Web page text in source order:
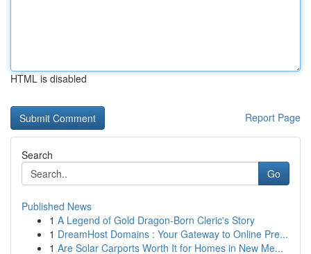
HTML is disabled
Report Page
Search
Go
Published News
1 A Legend of Gold Dragon-Born Cleric's Story
1 DreamHost Domains : Your Gateway to Online Pre...
1 Are Solar Carports Worth It for Homes in New Me...